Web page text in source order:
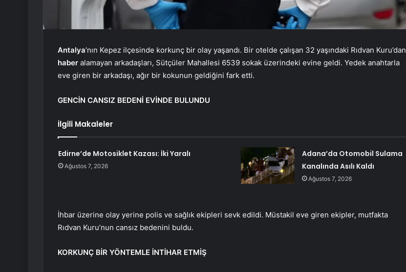
Antalya‘nın Kepez ilçesinde korkunç bir olay yaşandı. Bir otelde çalışan 32 yaşındaki Rıdvan Kuru’dan
haber alamayan arkadaşları, Sütçüler Mahallesi 6539 sokak üzerindeki evine geldi. Yedek anahtarla
eve giren bir arkadaşı, ağır bir kokunun geldiğini fark etti.
GENCİN CANSIZ BEDENİ EVİNDE BULUNDU
İlgili Makaleler
Edirne’de Motosiklet Kazası: İki Yaralı
Ağustos 7, 2026
Adana’da Otomobil Sulama
Kanalında Asılı Kaldı
Ağustos 7, 2026
İhbar üzerine olay yerine polis ve sağlık ekipleri sevk edildi. Müstakil eve giren ekipler, mutfakta
Rıdvan Kuru’nun cansız bedenini buldu.
KORKUNÇ BİR YÖNTEMLE İNTİHAR ETMİŞ